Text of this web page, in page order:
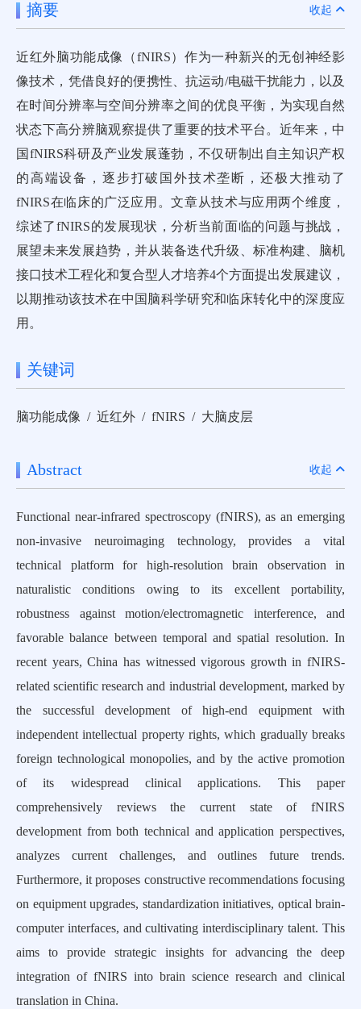
摘要 收起
近红外脑功能成像（fNIRS）作为一种新兴的无创神经影
像技术，凭借良好的便携性、抗运动/电磁干扰能力，以及
在时间分辨率与空间分辨率之间的优良平衡，为实现自然
状态下高分辨脑观察提供了重要的技术平台。近年来，中
国fNIRS科研及产业发展蓬勃，不仅研制出自主知识产权
的高端设备，逐步打破国外技术垄断，还极大推动了
fNIRS在临床的广泛应用。文章从技术与应用两个维度，
综述了fNIRS的发展现状，分析当前面临的问题与挑战，
展望未来发展趋势，并从装备迭代升级、标准构建、脑机
接口技术工程化和复合型人才培养4个方面提出发展建议，
以期推动该技术在中国脑科学研究和临床转化中的深度应
用。
关键词
脑功能成像 / 近红外 / fNIRS / 大脑皮层
Abstract 收起
Functional near-infrared spectroscopy (fNIRS), as an emerging
non-invasive neuroimaging technology, provides a vital
technical platform for high-resolution brain observation in
naturalistic conditions owing to its excellent portability,
robustness against motion/electromagnetic interference, and
favorable balance between temporal and spatial resolution. In
recent years, China has witnessed vigorous growth in fNIRS-
related scientific research and industrial development, marked by
the successful development of high-end equipment with
independent intellectual property rights, which gradually breaks
foreign technological monopolies, and by the active promotion
of its widespread clinical applications. This paper
comprehensively reviews the current state of fNIRS
development from both technical and application perspectives,
analyzes current challenges, and outlines future trends.
Furthermore, it proposes constructive recommendations focusing
on equipment upgrades, standardization initiatives, optical brain-
computer interfaces, and cultivating interdisciplinary talent. This
aims to provide strategic insights for advancing the deep
integration of fNIRS into brain science research and clinical
translation in China.